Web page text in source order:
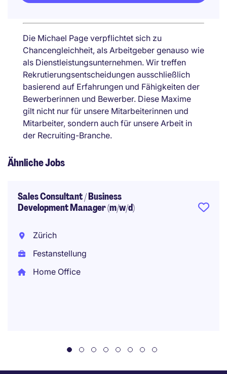
Die Michael Page verpflichtet sich zu
Chancengleichheit, als Arbeitgeber genauso wie
als Dienstleistungsunternehmen. Wir treffen
Rekrutierungsentscheidungen ausschließlich
basierend auf Erfahrungen und Fähigkeiten der
Bewerberinnen und Bewerber. Diese Maxime
gilt nicht nur für unsere Mitarbeiterinnen und
Mitarbeiter, sondern auch für unsere Arbeit in
der Recruiting-Branche.
Ähnliche Jobs
Sales Consultant / Business
Development Manager (m/w/d)
Zürich
Festanstellung
Home Office